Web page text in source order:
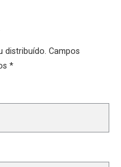
distribuído. Campos
*